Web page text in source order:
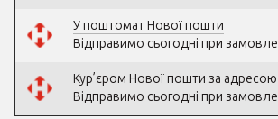
У поштомат Нової пошти
Відправимо сьогодні при
Кур’єром Нової пошти за адресою
Відправимо сьогодні при